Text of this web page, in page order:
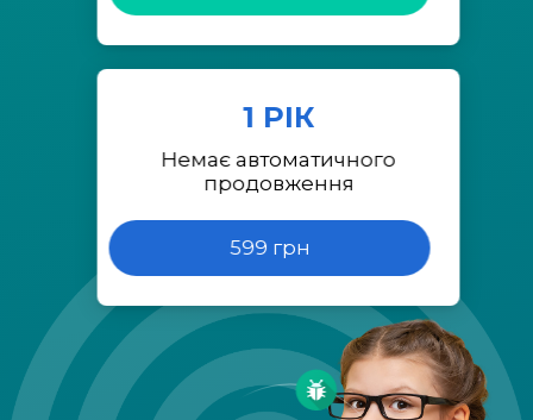
1 РІК
Немає автоматичного
продовження
599 грн